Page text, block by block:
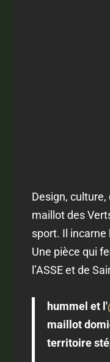
Design,
maillot des
sport. Il incarne
Une pièce qui
l’ASSE et de
hummel et l'
maillot
territoire